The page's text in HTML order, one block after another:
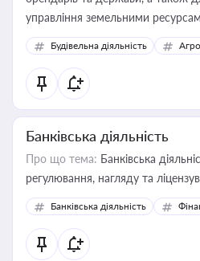
управління земельними
Будівельна діяльність
Банківська діяльність
Про що тема: Банківська
регулювання, нагляду та
Банківська діяльність